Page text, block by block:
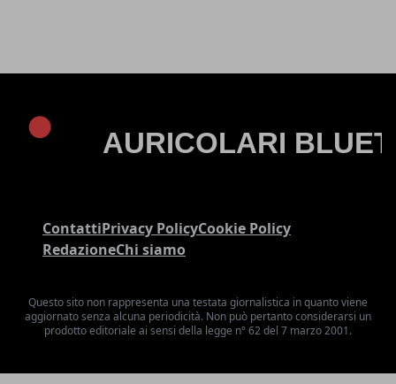
ContattiPrivacy PolicyCookie Policy
RedazioneChi siamo
Questo sito non rappresenta una testata giornalistica in quanto viene
aggiornato senza alcuna periodicità. Non può pertanto considerarsi un
prodotto editoriale ai sensi della legge n° 62 del 7 marzo 2001.